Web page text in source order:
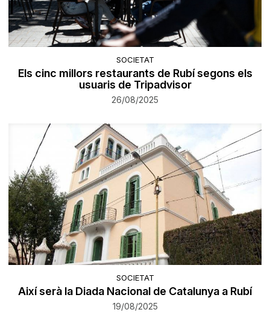
SOCIETAT
Els cinc millors restaurants de Rubí segons els
usuaris de Tripadvisor
26/08/2025
SOCIETAT
Així serà la Diada Nacional de Catalunya a Rubí
19/08/2025